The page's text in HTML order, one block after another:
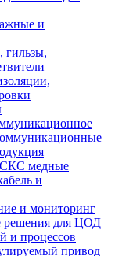
и
гильзы,
медные
и
и мониторинг
решения для ЦОД
и процессов
привод